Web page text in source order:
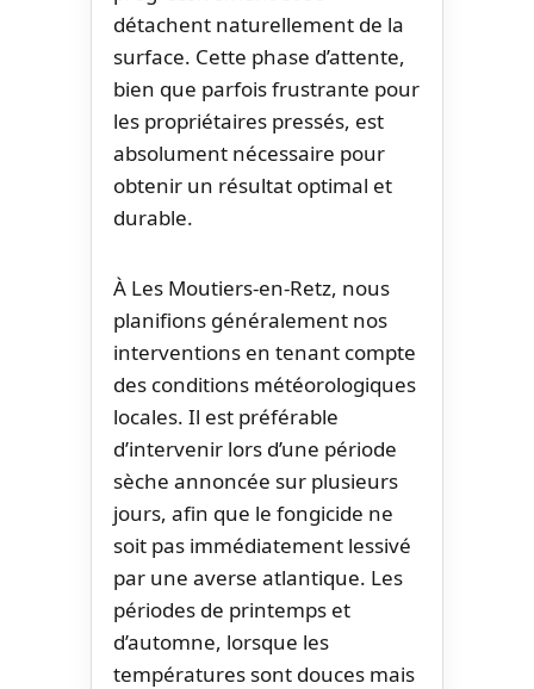
détachent naturellement de la
surface. Cette phase d’attente,
bien que parfois frustrante pour
les propriétaires pressés, est
absolument nécessaire pour
obtenir un résultat optimal et
durable.
À Les Moutiers-en-Retz, nous
planifions généralement nos
interventions en tenant compte
des conditions météorologiques
locales. Il est préférable
d’intervenir lors d’une période
sèche annoncée sur plusieurs
jours, afin que le fongicide ne
soit pas immédiatement lessivé
par une averse atlantique. Les
périodes de printemps et
d’automne, lorsque les
températures sont douces mais